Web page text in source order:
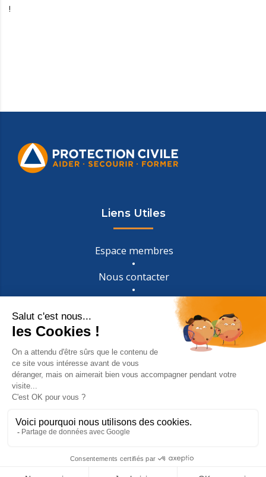
!
Liens Utiles
Espace membres
Nous contacter